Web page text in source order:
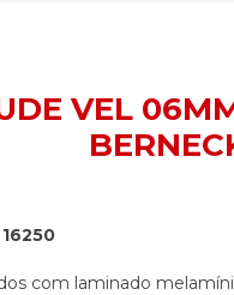
VEL
com laminado